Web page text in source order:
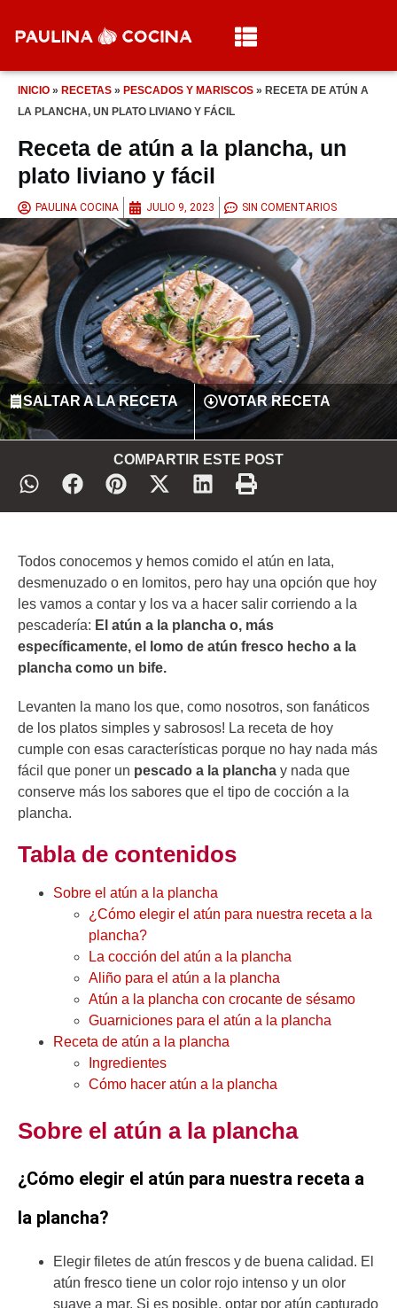
INICIO » RECETAS » PESCADOS Y MARISCOS » RECETA DE ATÚN A
LA PLANCHA, UN PLATO LIVIANO Y FÁCIL
Receta de atún a la plancha, un
plato liviano y fácil
PAULINA COCINA JULIO 9, 2023 SIN COMENTARIOS
SALTAR A LA RECETA VOTAR RECETA
COMPARTIR ESTE POST
Todos conocemos y hemos comido el atún en lata,
desmenuzado o en lomitos, pero hay una opción que hoy
les vamos a contar y los va a hacer salir corriendo a la
pescadería: El atún a la plancha o, más
específicamente, el lomo de atún fresco hecho a la
plancha como un bife.
Levanten la mano los que, como nosotros, son fanáticos
de los platos simples y sabrosos! La receta de hoy
cumple con esas características porque no hay nada más
fácil que poner un pescado a la plancha y nada que
conserve más los sabores que el tipo de cocción a la
plancha.
Tabla de contenidos
Sobre el atún a la plancha
¿Cómo elegir el atún para nuestra receta a la
plancha?
La cocción del atún a la plancha
Aliño para el atún a la plancha
Atún a la plancha con crocante de sésamo
Guarniciones para el atún a la plancha
Receta de atún a la plancha
Ingredientes
Cómo hacer atún a la plancha
Sobre el atún a la plancha
¿Cómo elegir el atún para nuestra receta a
la plancha?
Elegir filetes de atún frescos y de buena calidad. El
atún fresco tiene un color rojo intenso y un olor
suave a mar. Si es posible, optar por atún capturado